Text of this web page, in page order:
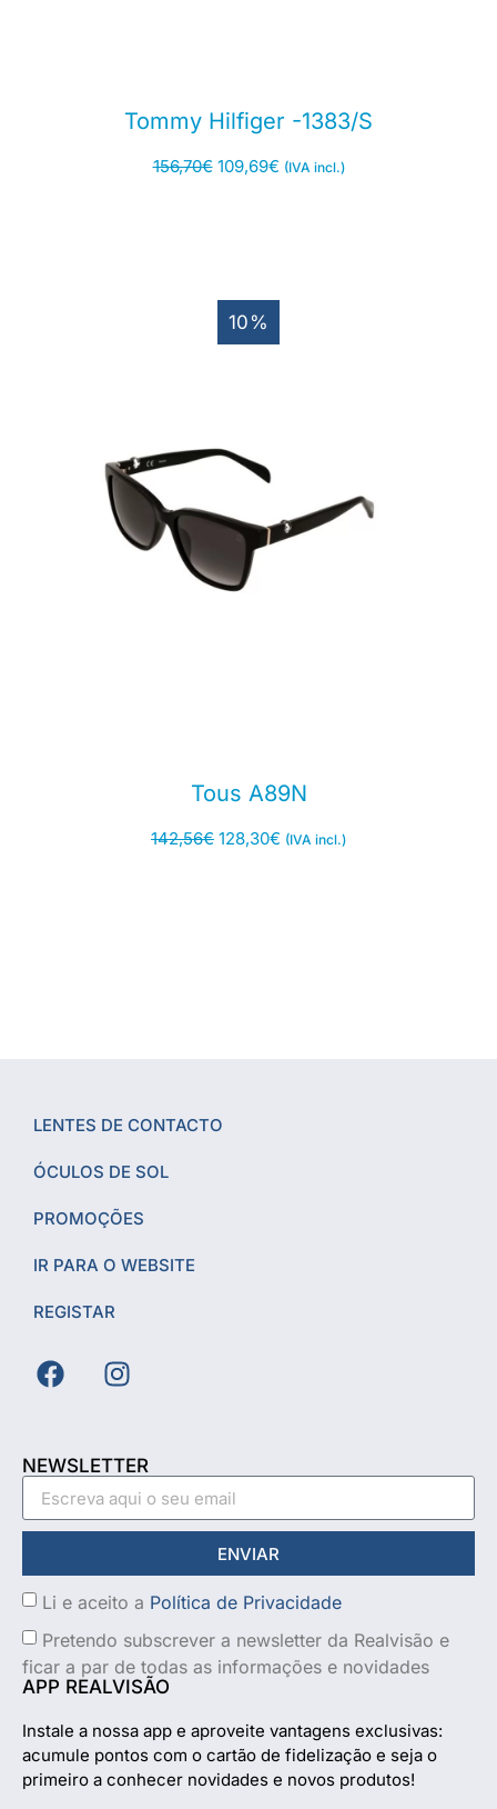
Tommy Hilfiger -1383/S
156,70€ 109,69€ (IVA incl.)
10%
Tous A89N
142,56€ 128,30€ (IVA incl.)
LENTES DE CONTACTO
ÓCULOS DE SOL
PROMOÇÕES
IR PARA O WEBSITE
REGISTAR
NEWSLETTER
Li e aceito a Política de Privacidade
Pretendo subscrever a newsletter da Realvisão e
ficar a par de todas as informações e novidades
ENVIAR
APP REALVISÃO
Instale a nossa app e aproveite vantagens exclusivas:
acumule pontos com o cartão de fidelização e seja o
primeiro a conhecer novidades e novos produtos!